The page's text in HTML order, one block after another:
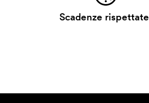
Scadenze rispettate